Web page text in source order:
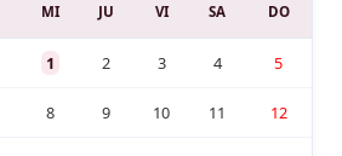
MI JU VI SA DO
1 2 3 4 5
8 9 10 11 12